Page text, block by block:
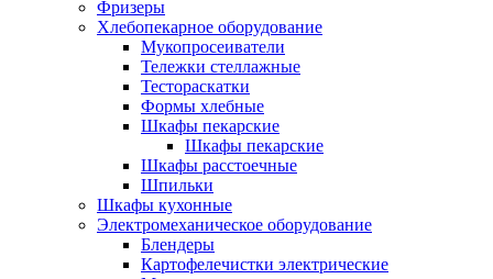
Фризеры
Хлебопекарное оборудование
Мукопросеиватели
Тележки стеллажные
Тестораскатки
Формы хлебные
Шкафы пекарские
Шкафы пекарские
Шкафы расстоечные
Шпильки
Шкафы кухонные
Электромеханическое оборудование
Блендеры
Картофелечистки электрические